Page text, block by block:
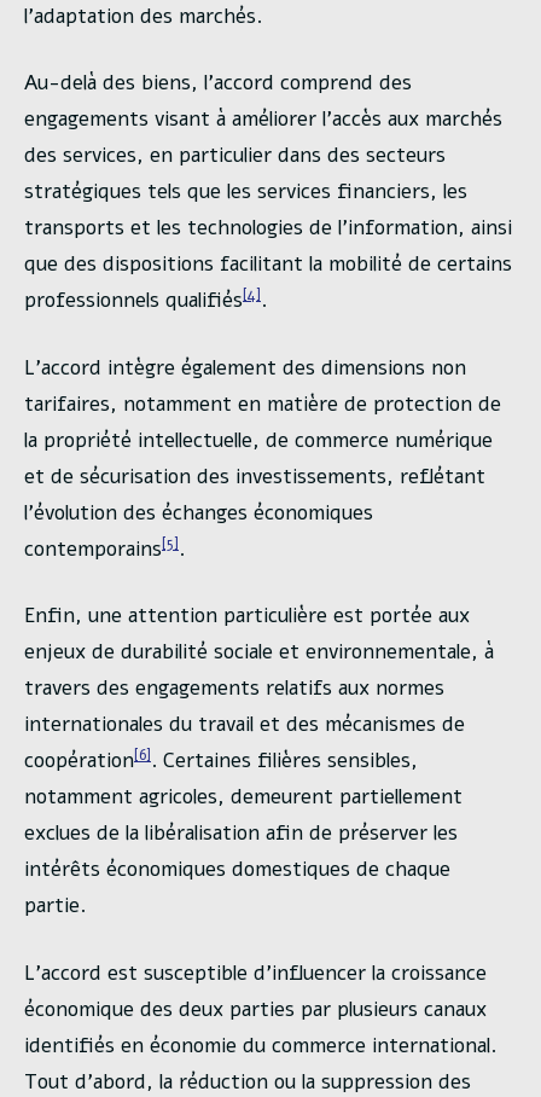
l’adaptation des marchés.
Au-delà des biens, l’accord comprend des
engagements visant à améliorer l’accès aux marchés
des services, en particulier dans des secteurs
stratégiques tels que les services financiers, les
transports et les technologies de l’information, ainsi
que des dispositions facilitant la mobilité de certains
professionnels qualifiés[4].
L’accord intègre également des dimensions non
tarifaires, notamment en matière de protection de
la propriété intellectuelle, de commerce numérique
et de sécurisation des investissements, reflétant
l’évolution des échanges économiques
contemporains[5].
Enfin, une attention particulière est portée aux
enjeux de durabilité sociale et environnementale, à
travers des engagements relatifs aux normes
internationales du travail et des mécanismes de
coopération[6]. Certaines filières sensibles,
notamment agricoles, demeurent partiellement
exclues de la libéralisation afin de préserver les
intérêts économiques domestiques de chaque
partie.
L’accord est susceptible d’influencer la croissance
économique des deux parties par plusieurs canaux
identifiés en économie du commerce international.
Tout d’abord, la réduction ou la suppression des